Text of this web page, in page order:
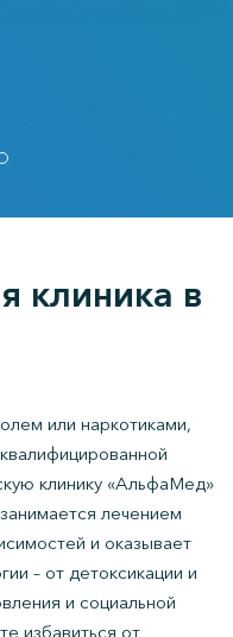
клиника в
или наркотиками,
клинику «АльфаМед»
лечением
и оказывает
– от детоксикации и
и социальной
избавиться от